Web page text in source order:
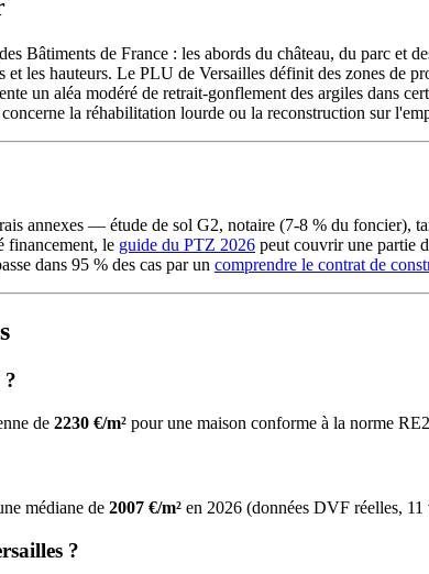
Bâtiments de France : les abords du château, du parc et
les hauteurs. Le PLU de Versailles définit des zones de
un aléa modéré de retrait-gonflement des argiles dans
la réhabilitation lourde ou la reconstruction sur
annexes — étude de sol G2, notaire (7-8 % du foncier),
financement, le guide du PTZ 2026 peut couvrir une partie
dans 95 % des cas par un comprendre le contrat de
?
de 2230 €/m² pour une maison conforme à la norme
médiane de 2007 €/m² en 2026 (données DVF réelles, 11
?